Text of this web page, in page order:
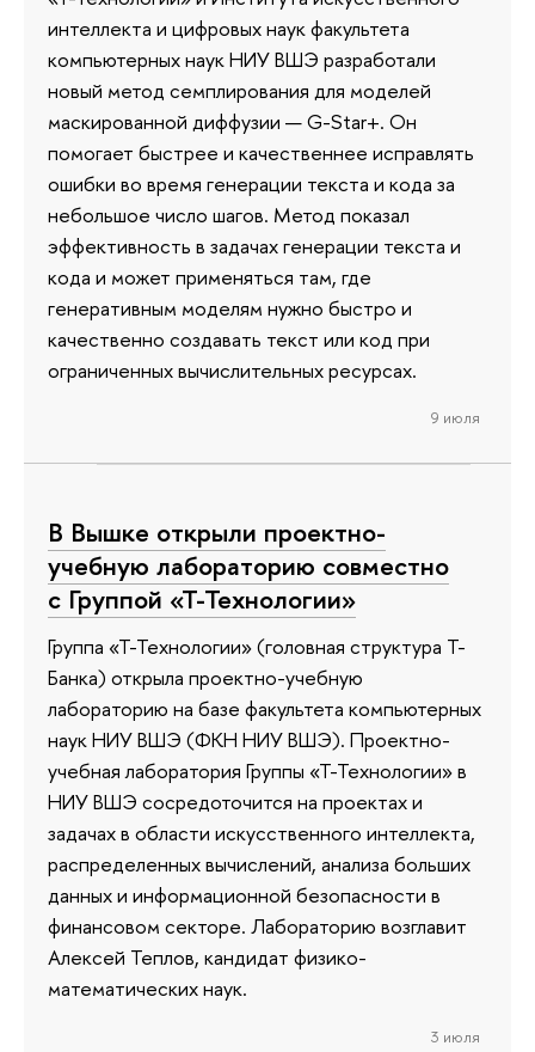
интеллекта и цифровых наук факультета
компьютерных наук НИУ ВШЭ разработали
новый метод семплирования для моделей
маскированной диффузии — G-Star+. Он
помогает быстрее и качественнее исправлять
ошибки во время генерации текста и кода за
небольшое число шагов. Метод показал
эффективность в задачах генерации текста и
кода и может применяться там, где
генеративным моделям нужно быстро и
качественно создавать текст или код при
ограниченных вычислительных ресурсах.
9 июля
В Вышке открыли проектно-
учебную лабораторию совместно
с Группой «Т-Технологии»
Группа «Т-Технологии» (головная структура Т-
Банка) открыла проектно-учебную
лабораторию на базе факультета компьютерных
наук НИУ ВШЭ (ФКН НИУ ВШЭ). Проектно-
учебная лаборатория Группы «Т-Технологии» в
НИУ ВШЭ сосредоточится на проектах и
задачах в области искусственного интеллекта,
распределенных вычислений, анализа больших
данных и информационной безопасности в
финансовом секторе. Лабораторию возглавит
Алексей Теплов, кандидат физико-
математических наук.
3 июля